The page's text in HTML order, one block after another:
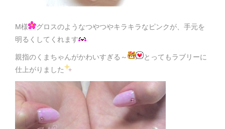
M様
グロスのようなつやつやキラキラなピンクが、手元を
明るくしてくれます
親指のくまちゃんがかわいすぎる～
とってもラブリーに
仕上がりました